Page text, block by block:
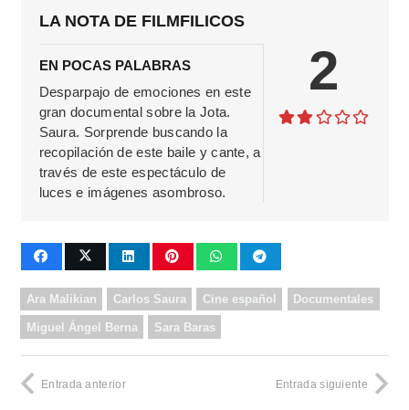
LA NOTA DE FILMFILICOS
EN POCAS PALABRAS
Desparpajo de emociones en este
gran documental sobre la Jota.
Saura. Sorprende buscando la
recopilación de este baile y cante, a
través de este espectáculo de
luces e imágenes asombroso.
2
Ara Malikian Carlos Saura Cine español Documentales
Miguel Ángel Berna Sara Baras
Entrada anterior Entrada siguiente